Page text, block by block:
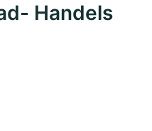
Handels